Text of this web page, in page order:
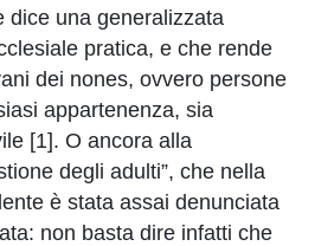
dice una generalizzata
pratica, e che rende
dei nones, ovvero persone
appartenenza, sia
[1]. O ancora alla
degli adulti”, che nella
è stata assai denunciata
non basta dire infatti che